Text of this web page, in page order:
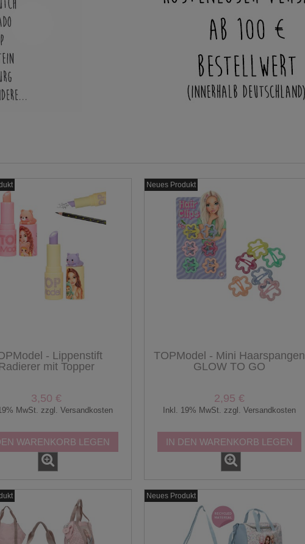
- Lippenstift
mit Topper
3,50 €
MwSt. zzgl. Versandkosten
WARENKORB LEGEN
TOPModel - Mini Haarspangen
GLOW TO GO
2,95 €
Inkl. 19% MwSt. zzgl. Versandkosten
IN DEN WARENKORB LEGEN
Neues Produkt
Neues Produkt